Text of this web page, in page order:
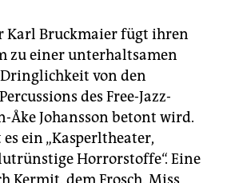
Karl Bruckmaier fügt ihren
zu einer unterhaltsamen
von den
des Free-Jazz-
Åke Johansson betont wird.
ein „Kasperltheater,
Horrorstoffe“. Eine